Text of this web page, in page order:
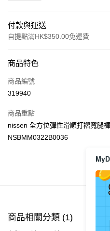
付款與運送
自提點滿HK$350.00免運費
信用卡
Apple Pay
PayMe
WeChat Pay
每筆HK$40.00，滿HK$350.00或
付款後順豐站及營業點
每筆HK$40.00，滿HK$350.00或
商品特色
商品編號
319940
商品重點
nissen 全方位彈性滑順打褶寬腿
NSBMM0322B0036
商
商品相關分類 (1)